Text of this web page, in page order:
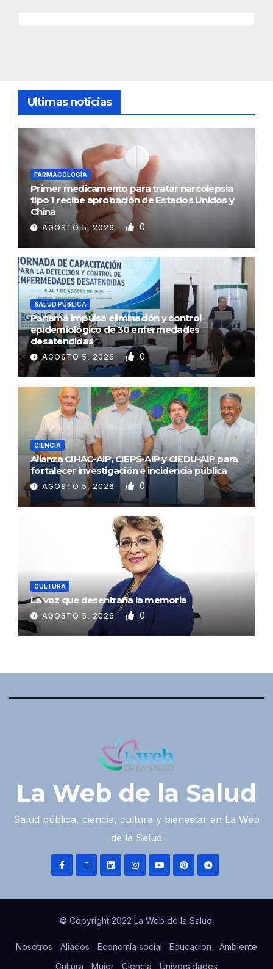
Ultimas noticias
FARMACOLOGÍA
Primer medicamento para tratar narcolepsia
tipo 1 recibe aprobación de Estados Unidos y
China
AGOSTO 5, 2026 0
SALUD PÚBLICA
Panamá impulsa eliminación y control
epidemiológico de 30 enfermedades
desatendidas
AGOSTO 5, 2026 0
CIENCIA
Alianza CIHAC-AIP, CIEPS-AIP y CIEDU-AIP para
fortalecer investigación e incidencia pública
AGOSTO 5, 2026 0
CULTURA
La voz que desentraña la memoria
AGOSTO 5, 2026 0
La Web de la Salud
Salud pública, ciencia, cultura y bienestar en La Web
de la Salud
© Copyright 2022 La Web de la Salud.
Nosotros Aliados Economía social Educacion
Ambiente
Cultura
Mujer Ciencia Universidades